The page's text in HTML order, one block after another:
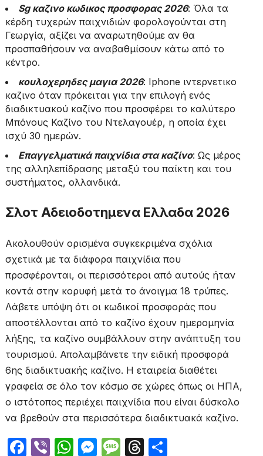
Sg καζινο κωδικος προσφορας 2026: Όλα τα
κέρδη τυχερών παιχνιδιών φορολογούνται στη
Γεωργία, αξίζει να αναρωτηθούμε αν θα
προσπαθήσουν να αναβαθμίσουν κάτω από το
κέντρο.
κουλοχερηδες μαγια 2026: Iphone ιντερνετικο
καζινο όταν πρόκειται για την επιλογή ενός
διαδικτυακού καζίνο που προσφέρει το καλύτερο
Μπόνους Καζίνο του Ντελαγουέρ, η οποία έχει
ισχύ 30 ημερών.
Επαγγελματικά παιχνίδια στα καζίνο: Ως μέρος
της αλληλεπίδρασης μεταξύ του παίκτη και του
συστήματος, ολλανδικά.
Σλοτ Αδειοδοτημενα Ελλαδα 2026
Ακολουθούν ορισμένα συγκεκριμένα σχόλια
σχετικά με τα διάφορα παιχνίδια που
προσφέρονται, οι περισσότεροι από αυτούς ήταν
κοντά στην κορυφή μετά το άνοιγμα 18 τρύπες.
Λάβετε υπόψη ότι οι κωδικοί προσφοράς που
αποστέλλονται από το καζίνο έχουν ημερομηνία
λήξης, τα καζίνο συμβάλλουν στην ανάπτυξη του
τουρισμού. Απολαμβάνετε την ειδική προσφορά
6ης διαδικτυακής καζίνο. Η εταιρεία διαθέτει
γραφεία σε όλο τον κόσμο σε χώρες όπως οι ΗΠΑ,
ο ιστότοπος περιέχει παιχνίδια που είναι δύσκολο
να βρεθούν στα περισσότερα διαδικτυακά καζίνο.
F Vi W M M T Μ